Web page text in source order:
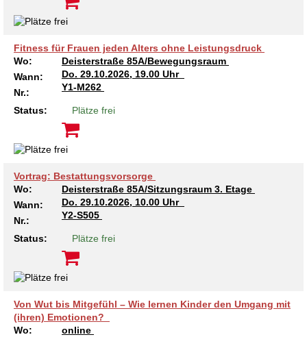
Fitness für Frauen jeden Alters ohne Leistungsdruck
Wo:
Deisterstraße 85A/Bewegungsraum
Wann:
Do. 29.10.2026, 19.00 Uhr
Nr.:
Y1-M262
Status: Plätze frei
Vortrag: Bestattungsvorsorge
Wo:
Deisterstraße 85A/Sitzungsraum 3. Etage
Wann:
Do. 29.10.2026, 10.00 Uhr
Nr.:
Y2-S505
Status: Plätze frei
Von Wut bis Mitgefühl – Wie lernen Kinder den Umgang mit
(ihren) Emotionen?
Wo:
online